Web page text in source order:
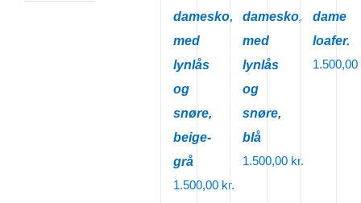
damesko,
med
lynlås
og
snøre,
beige-
grå
1.500,00 kr.
damesko,
med
lynlås
og
snøre,
blå
1.500,00 kr.
dame
loafer.
1.500,00